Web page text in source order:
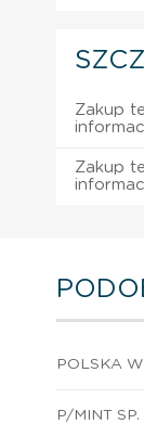
Zakup
Zakup
POLSKA
P/MINT SP.